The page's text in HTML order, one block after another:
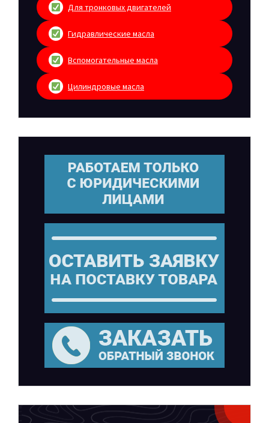
Для тронковых двигателей
Гидравлические масла
Вспомогательные масла
Цилиндровые масла